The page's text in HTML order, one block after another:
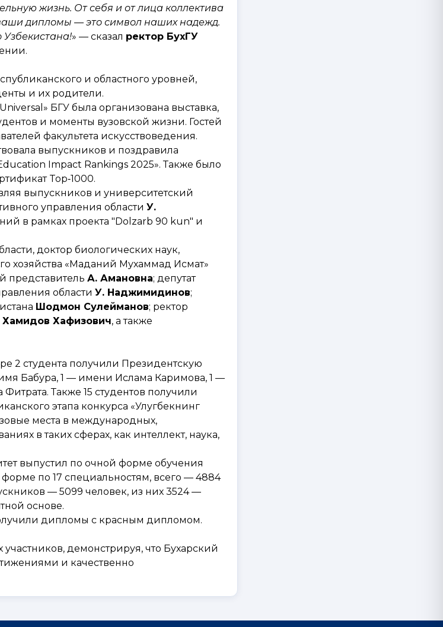
жизнь. От себя и от лица коллектива
дипломы — это символ наших надежд.
» — сказал ректор БухГУ
и областного уровней,
и их родители.
БГУ была организована выставка,
и моменты вузовской жизни. Гостей
факультета искусствоведения.
выпускников и поздравила
Impact Rankings 2025». Также было
Top‑1000.
выпускников и университетский
управления области У.
в рамках проекта "Dolzarb 90 kun" и
доктор биологических наук,
хозяйства «Маданий Мухаммад Исмат»
представитель А. Амановна; депутат
области У. Наджимидинов;
Шодмон Сулейманов; ректор
Хафизович, а также
2 студента получили Президентскую
Бабура, 1 — имени Ислама Каримова, 1 —
Также 15 студентов получили
этапа конкурса «Улугбекнинг
места в международных,
в таких сферах, как интеллект, наука,
выпустил по очной форме обучения
форме по 17 специальностям, всего — 4884
— 5099 человек, из них 3524 —
основе.
дипломы с красным дипломом.
демонстрируя, что Бухарский
и качественно